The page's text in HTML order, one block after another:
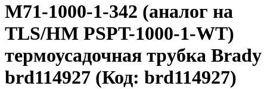
M71-1000-1-342 (аналог на
TLS/HM PSPT-1000-1-WT)
термоусадочная трубка Brady
brd114927 (Код: brd114927)